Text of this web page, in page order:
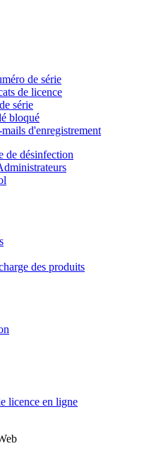
de série
de licence
série
bloqué
d'enregistrement
de désinfection
des produits
licence en ligne